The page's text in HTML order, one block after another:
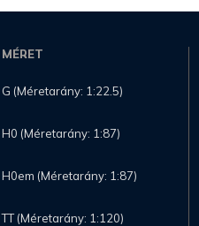
MÉRET
G (Méretarány: 1:22.5)
H0 (Méretarány: 1:87)
H0em (Méretarány: 1:87)
TT (Méretarány: 1:120)